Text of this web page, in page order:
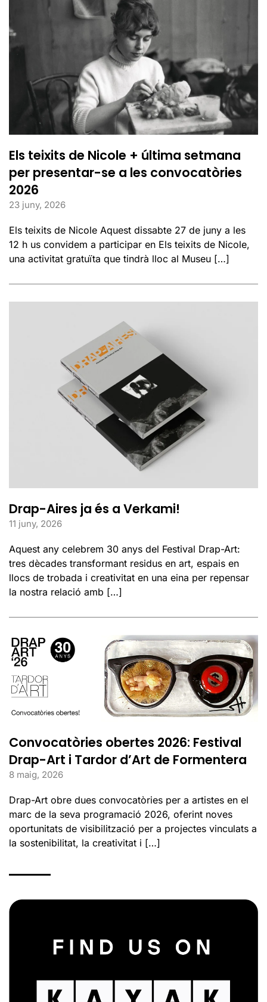
Els teixits de Nicole + última setmana
per presentar-se a les convocatòries
2026
23 juny, 2026
Els teixits de Nicole Aquest dissabte 27 de juny a les
12 h us convidem a participar en Els teixits de Nicole,
una activitat gratuïta que tindrà lloc al Museu […]
Drap-Aires ja és a Verkami!
11 juny, 2026
Aquest any celebrem 30 anys del Festival Drap-Art:
tres dècades transformant residus en art, espais en
llocs de trobada i creativitat en una eina per repensar
la nostra relació amb […]
Convocatòries obertes 2026: Festival
Drap-Art i Tardor d’Art de Formentera
8 maig, 2026
Drap-Art obre dues convocatòries per a artistes en el
marc de la seva programació 2026, oferint noves
oportunitats de visibilització per a projectes vinculats a
la sostenibilitat, la creativitat i […]